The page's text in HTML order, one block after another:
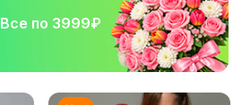
Все по 3999₽